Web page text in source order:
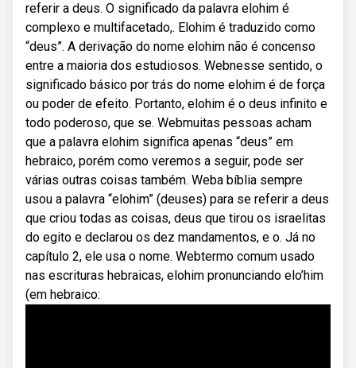
referir a deus. O significado da palavra elohim é
complexo e multifacetado,. Elohim é traduzido como
“deus”. A derivação do nome elohim não é concenso
entre a maioria dos estudiosos. Webnesse sentido, o
significado básico por trás do nome elohim é de força
ou poder de efeito. Portanto, elohim é o deus infinito e
todo poderoso, que se. Webmuitas pessoas acham
que a palavra elohim significa apenas “deus” em
hebraico, porém como veremos a seguir, pode ser
várias outras coisas também. Weba bíblia sempre
usou a palavra “elohim” (deuses) para se referir a deus
que criou todas as coisas, deus que tirou os israelitas
do egito e declarou os dez mandamentos, e o. Já no
capítulo 2, ele usa o nome. Webtermo comum usado
nas escrituras hebraicas, elohim pronunciando elo’him
(em hebraico: